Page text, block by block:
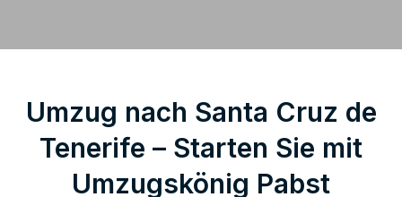
Umzug nach Santa Cruz de
Tenerife – Starten Sie mit
Umzugskönig Pabst